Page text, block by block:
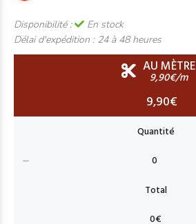
Disponibilité :
En stock
Délai d'expédition : 24 à 48 heures
AU MÈTRE
9,90€/m
9,90€